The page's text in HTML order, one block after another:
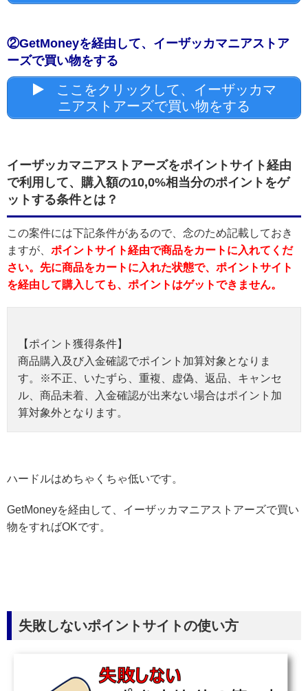
②GetMoneyを経由して、イーザッカマニアストア
ーズで買い物をする
ここをクリックして、イーザッカマ
ニアストアーズで買い物をする
イーザッカマニアストアーズをポイントサイト経由
で利用して、購入額の10,0%相当分のポイントをゲ
ットする条件とは？
この案件には下記条件があるので、念のため記載しておき
ますが、 ポイントサイト経由で商品をカートに入れてくだ
さい。先に商品をカートに入れた状態で、ポイントサイト
を経由して購入しても、ポイントはゲットできません。
【ポイント獲得条件】
商品購入及び入金確認でポイント加算対象となりま
す。※不正、いたずら、重複、虚偽、返品、キャンセ
ル、商品未着、入金確認が出来ない場合はポイント加
算対象外となります。
ハードルはめちゃくちゃ低いです。
GetMoneyを経由して、イーザッカマニアストアーズで買い
物をすればOKです。
失敗しないポイントサイトの使い方